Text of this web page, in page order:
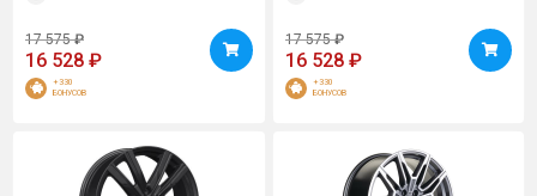
17 575 ₽
16 528 ₽
+330
БОНУСОВ
17 575 ₽
16 528 ₽
+330
БОНУСОВ